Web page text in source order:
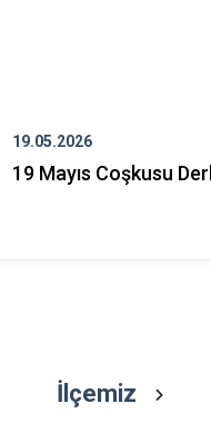
19.05.2026
19 Mayıs Coşkusu
İlçemiz